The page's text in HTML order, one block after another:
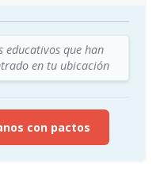
educativos que han
en tu ubicación
con pactos